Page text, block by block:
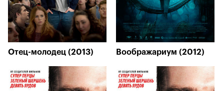
Отец-молодец (2013) Воображариум (2012)